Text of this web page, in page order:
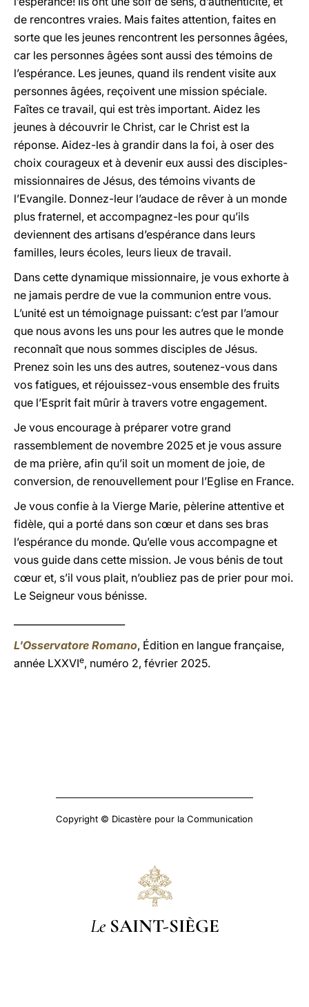
de rencontres vraies. Mais faites attention, faites en
sorte que les jeunes rencontrent les personnes âgées,
car les personnes âgées sont aussi des témoins de
l’espérance. Les jeunes, quand ils rendent visite aux
personnes âgées, reçoivent une mission spéciale.
Faîtes ce travail, qui est très important. Aidez les
jeunes à découvrir le Christ, car le Christ est la
réponse. Aidez-les à grandir dans la foi, à oser des
choix courageux et à devenir eux aussi des disciples-
missionnaires de Jésus, des témoins vivants de
l’Evangile. Donnez-leur l’audace de rêver à un monde
plus fraternel, et accompagnez-les pour qu’ils
deviennent des artisans d’espérance dans leurs
familles, leurs écoles, leurs lieux de travail.
Dans cette dynamique missionnaire, je vous exhorte à
ne jamais perdre de vue la communion entre vous.
L’unité est un témoignage puissant: c’est par l’amour
que nous avons les uns pour les autres que le monde
reconnaît que nous sommes disciples de Jésus.
Prenez soin les uns des autres, soutenez-vous dans
vos fatigues, et réjouissez-vous ensemble des fruits
que l’Esprit fait mûrir à travers votre engagement.
Je vous encourage à préparer votre grand
rassemblement de novembre 2025 et je vous assure
de ma prière, afin qu’il soit un moment de joie, de
conversion, de renouvellement pour l’Eglise en France.
Je vous confie à la Vierge Marie, pèlerine attentive et
fidèle, qui a porté dans son cœur et dans ses bras
l’espérance du monde. Qu’elle vous accompagne et
vous guide dans cette mission. Je vous bénis de tout
cœur et, s’il vous plait, n’oubliez pas de prier pour moi.
Le Seigneur vous bénisse.
L'Osservatore Romano, Édition en langue française,
année LXXVIe, numéro 2, février 2025.
Copyright © Dicastère pour la Communication
Le SAINT-SIÈGE